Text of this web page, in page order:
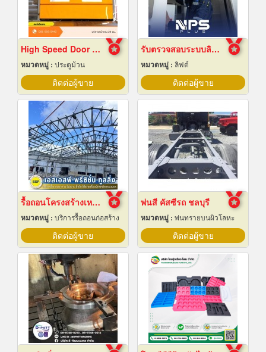
High Speed Door สมุทรปราการ
หมวดหมู่ : ประตูม้วน
ติดต่อผู้ขาย
รับตรวจสอบระบบลิฟต์ ซ่อมบำรุงรักษา Maintenance
หมวดหมู่ : ลิฟต์
ติดต่อผู้ขาย
รื้อถอนโครงสร้างเหล็ก สมุทรปราการ
หมวดหมู่ : บริการรื้อถอนก่อสร้าง
ติดต่อผู้ขาย
พ่นสี คัสซีรถ ชลบุรี
หมวดหมู่ : พ่นทรายบนผิวโลหะ
ติดต่อผู้ขาย